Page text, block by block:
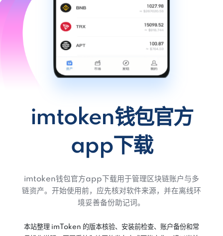
imtoken钱包官方
app下载
imtoken钱包官方app下载用于管理区块链账户与多
链资产。开始使用前，应先核对软件来源，并在离线环
境妥善备份助记词。
本站整理 imToken 的版本核验、安装前检查、账户备份和常